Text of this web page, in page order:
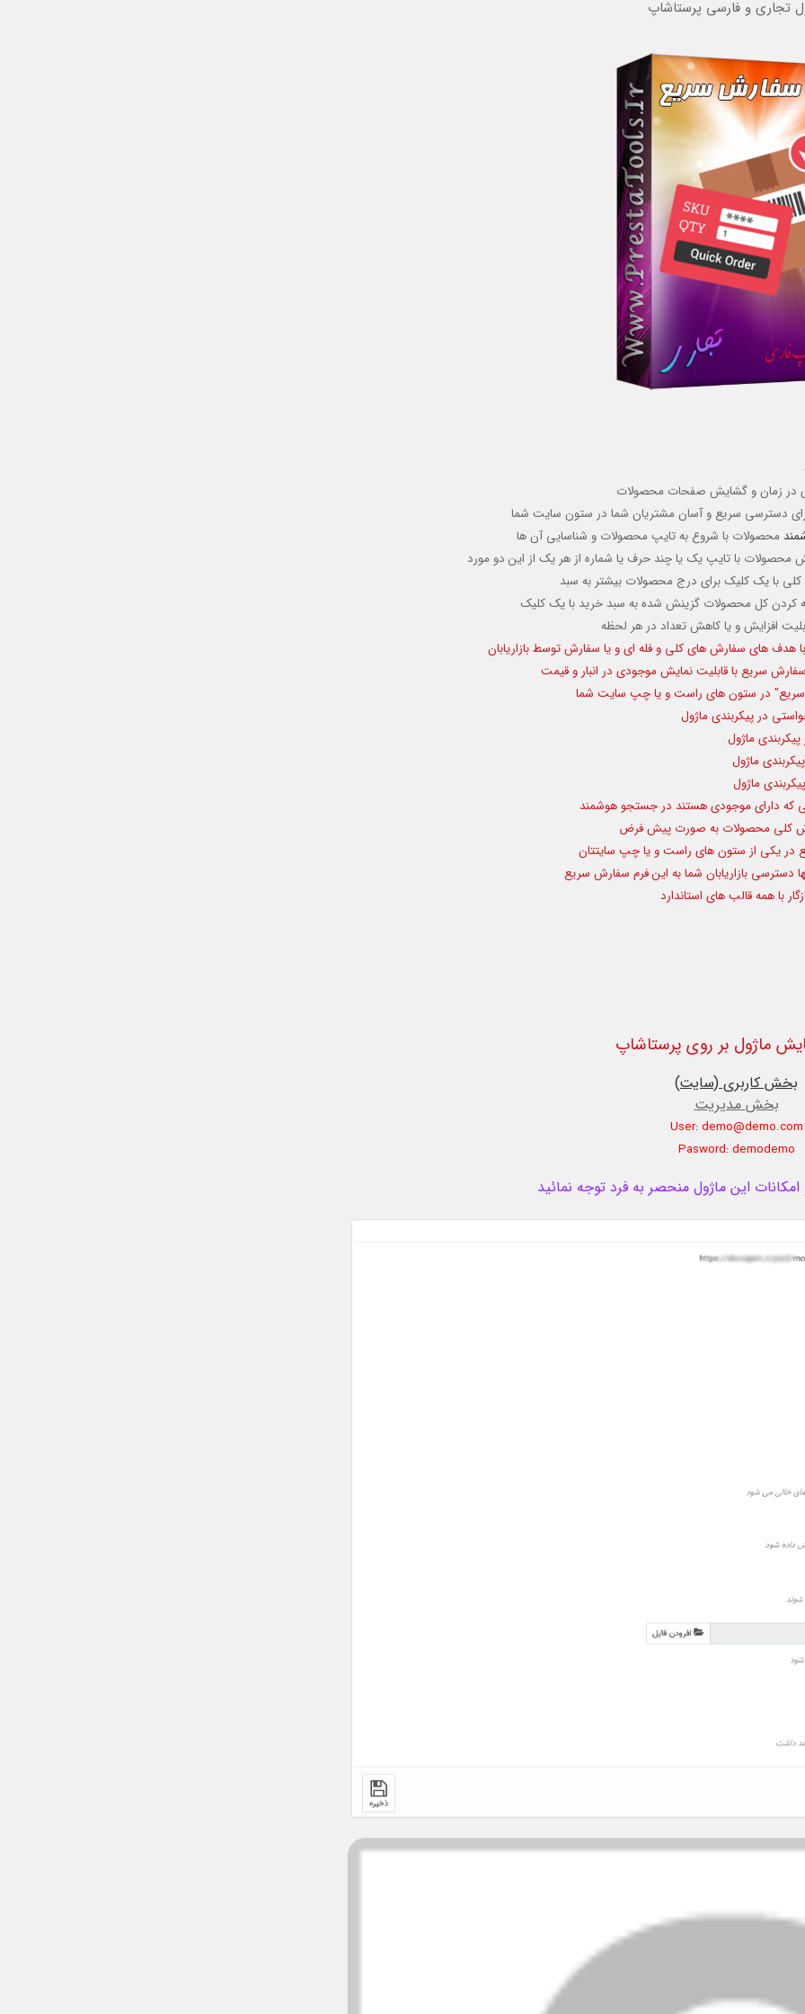
تجاری و فارسی پرستاشاپ
در زمان و گشایش صفحات محصولات
دسترسی سریع و آسان مشتریان شما در ستون سایت شما
محصولات با شروع به تایپ محصولات و شناسایی آن ها
با تایپ یک یا چند حرف یا شماره از هر یک از این دو مورد
کردن کل محصولات گزینش شده به سبد خرید با یک کلیک
افزایش و یا کاهش تعداد در هر لحظه
هدف های سفارش های کلی و فله ای و یا سفارش توسط بازاریابان
سریع با قابلیت نمایش موجودی در انبار و قیمت
سریع" در ستون های راست و یا چپ سایت شما
در پیکربندی ماژول
ماژول
ماژول
ماژول
که دارای موجودی هستند در جستجو هوشمند
کلی محصولات به صورت پیش فرض
در یکی از ستون های راست و یا چپ سایتتان
دسترسی بازاریابان شما به این فرم سفارش سریع
با همه قالب های استاندارد
ماژول بر روی پرستاشاپ
بخش کاربری (سایت)
بخش مدیریت
User: demo@demo.com
Pasword: demodemo
این ماژول منحصر به فرد توجه نمائید